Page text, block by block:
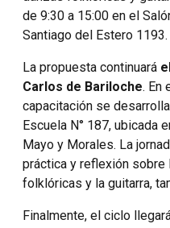
de 9:30 a 15:00 en el
Santiago del Estero 1193.
La propuesta continuará
Carlos de Bariloche. En
capacitación se
Escuela N° 187, ubicada
Mayo y Morales. La
práctica y reflexión sobre
folklóricas y la guitarra,
Finalmente, el ciclo